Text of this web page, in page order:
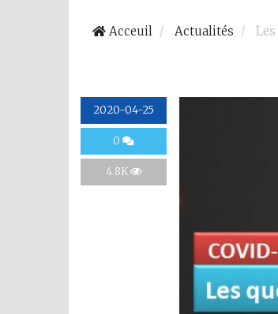
Acceuil Actualités
2020-04-25
0
4.8K